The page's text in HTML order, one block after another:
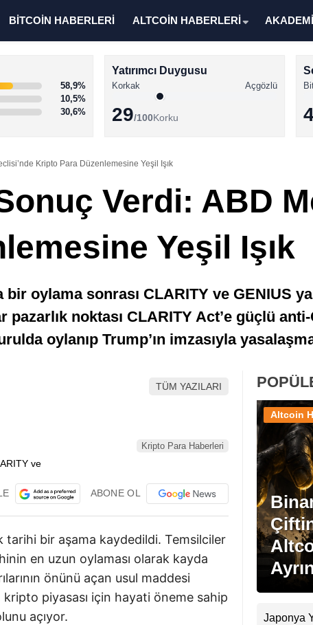
BİTCOİN HABERLERİ ALTCOİN HABERLERİ AKADEMİ
58,9%
10,5%
30,6%
Yatırımcı Duygusu
Korkak Açgözlü
29/100Korku
Kripto Para Düzenlemesine Yeşil Işık
Verdi: ABD
Yeşil Işık
oylama sonrası CLARITY ve GENIUS
pazarlık noktası CLARITY Act’e güçlü
oylanıp Trump’ın imzasıyla
TÜM YAZILARI
Kripto Para Haberleri
ABONE OL
tarihi bir aşama kaydedildi. Temsilciler
en uzun oylaması olarak kayda
önünü açan usul maddesi
kripto piyasası için hayati öneme sahip
açıyor.
Altcoin
Japonya